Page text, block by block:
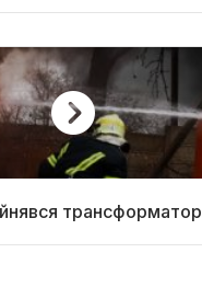
трансформатор